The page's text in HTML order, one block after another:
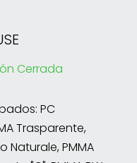
Cerrada
PC
Trasparente,
Naturale, PMMA